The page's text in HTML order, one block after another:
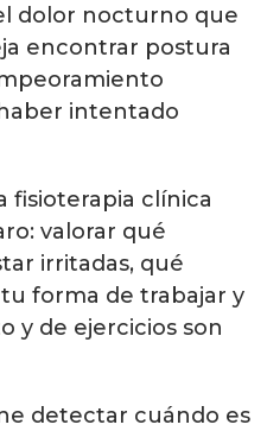
dolor nocturno que
encontrar postura
intentado
fisioterapia clínica
valorar qué
irritadas, qué
forma de trabajar y
y de ejercicios son
detectar cuándo es